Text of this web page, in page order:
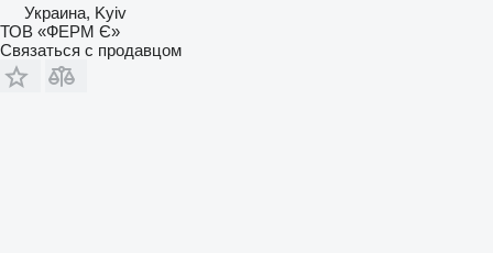
Украина, Kyiv
ТОВ «ФЕРМ Є»
Связаться с продавцом